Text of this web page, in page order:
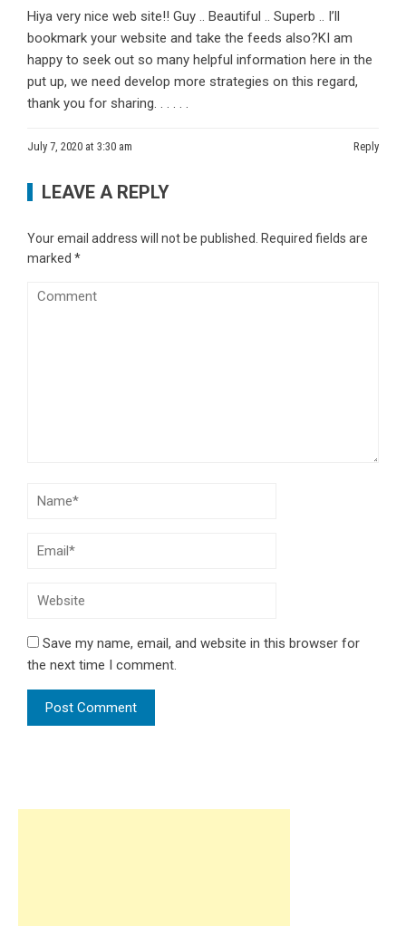
Hiya very nice web site!! Guy .. Beautiful .. Superb .. I’ll
bookmark your website and take the feeds also?KI am
happy to seek out so many helpful information here in the
put up, we need develop more strategies on this regard,
thank you for sharing. . . . . .
July 7, 2020 at 3:30 am Reply
LEAVE A REPLY
Your email address will not be published.
Required fields are
marked *
Save my name, email, and website in this browser for
the next time I comment.